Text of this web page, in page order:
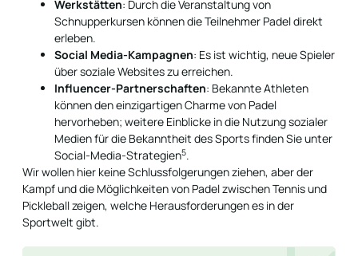
Werkstätten: Durch die Veranstaltung von
Schnupperkursen können die Teilnehmer Padel direkt
erleben.
Social Media-Kampagnen: Es ist wichtig, neue Spieler
über soziale Websites zu erreichen.
Influencer-Partnerschaften: Bekannte Athleten
können den einzigartigen Charme von Padel
hervorheben; weitere Einblicke in die Nutzung sozialer
Medien für die Bekanntheit des Sports finden Sie unter
Social-Media-Strategien5.
Wir wollen hier keine Schlussfolgerungen ziehen, aber der
Kampf und die Möglichkeiten von Padel zwischen Tennis und
Pickleball zeigen, welche Herausforderungen es in der
Sportwelt gibt.